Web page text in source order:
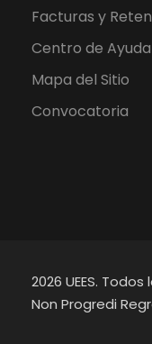
Facturas y
Centro de Ayuda
Mapa del Sitio
Convocatoria
2026 UEES.
Non Progredi